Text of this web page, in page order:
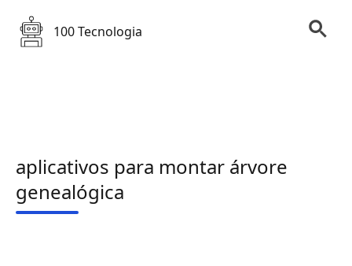
100 Tecnologia
aplicativos para montar árvore
genealógica